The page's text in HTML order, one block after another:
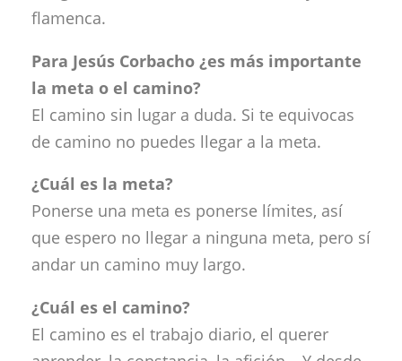
flamenca.
Para Jesús Corbacho ¿es más importante
la meta o el camino?
El camino sin lugar a duda. Si te equivocas
de camino no puedes llegar a la meta.
¿Cuál es la meta?
Ponerse una meta es ponerse límites, así
que espero no llegar a ninguna meta, pero sí
andar un camino muy largo.
¿Cuál es el camino?
El camino es el trabajo diario, el querer